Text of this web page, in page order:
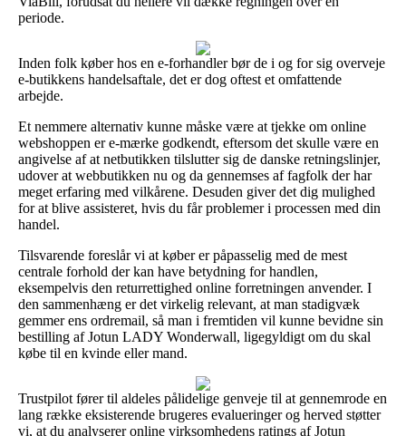
periode.
Inden folk køber hos en e-forhandler bør de i og for sig overveje
e-butikkens handelsaftale, det er dog oftest et omfattende
arbejde.
Et nemmere alternativ kunne måske være at tjekke om online
webshoppen er e-mærke godkendt, eftersom det skulle være en
angivelse af at netbutikken tilslutter sig de danske retningslinjer,
udover at webbutikken nu og da gennemses af fagfolk der har
meget erfaring med vilkårene. Desuden giver det dig mulighed
for at blive assisteret, hvis du får problemer i processen med din
handel.
Tilsvarende foreslår vi at køber er påpasselig med de mest
centrale forhold der kan have betydning for handlen,
eksempelvis den returrettighed online forretningen anvender. I
den sammenhæng er det virkelig relevant, at man stadigvæk
gemmer ens ordremail, så man i fremtiden vil kunne bevidne sin
bestilling af Jotun LADY Wonderwall, ligegyldigt om du skal
købe til en kvinde eller mand.
Trustpilot fører til aldeles pålidelige genveje til at gennemrode en
lang række eksisterende brugeres evalueringer og herved støtter
vi, at du analyserer online virksomhedens ratings af Jotun